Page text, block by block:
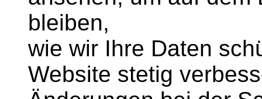
bleiben,
wie wir Ihre Daten
Website stetig